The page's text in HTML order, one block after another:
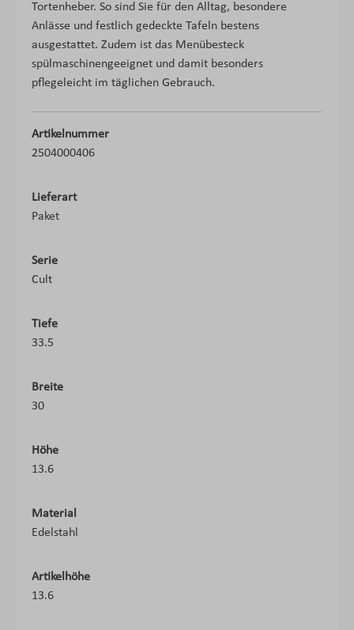
Tortenheber. So sind Sie für den Alltag, besondere
Anlässe und festlich gedeckte Tafeln bestens
ausgestattet. Zudem ist das Menübesteck
spülmaschinengeeignet und damit besonders
pflegeleicht im täglichen Gebrauch.
Artikelnummer
2504000406
Lieferart
Paket
Serie
Cult
Tiefe
33.5
Breite
30
Höhe
13.6
Material
Edelstahl
Artikelhöhe
13.6